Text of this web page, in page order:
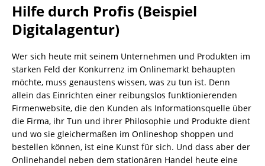
Hilfe durch Profis (Beispiel
Digitalagentur)
Wer sich heute mit seinem Unternehmen und Produkten im
starken Feld der Konkurrenz im Onlinemarkt behaupten
möchte, muss genaustens wissen, was zu tun ist. Denn
allein das Einrichten einer reibungslos funktionierenden
Firmenwebsite, die den Kunden als Informationsquelle über
die Firma, ihr Tun und ihrer Philosophie und Produkte dient
und wo sie gleichermaßen im Onlineshop shoppen und
bestellen können, ist eine Kunst für sich. Und dass aber der
Onlinehandel neben dem stationären Handel heute eine